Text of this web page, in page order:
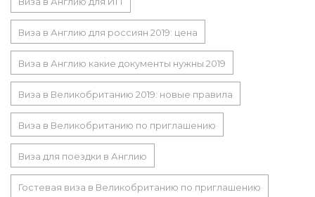
Виза в Англию для россиян 2019: цена
Виза в Англию какие документы нужны 2019
Виза в Великобританию 2019: новые правила
Виза в Великобританию по приглашению
Виза для поездки в Англию
Гостевая виза в Великобританию по приглашению